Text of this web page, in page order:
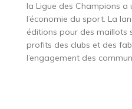
la Ligue des Champions a
l’économie du sport. La
éditions pour des maillots
profits des clubs et des
l’engagement des